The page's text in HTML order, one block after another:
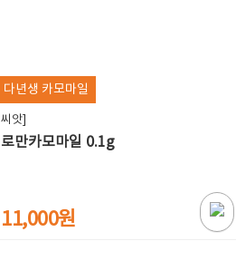
다년생 카모마일
씨앗]
로만카모마일 0.1g
11,000원